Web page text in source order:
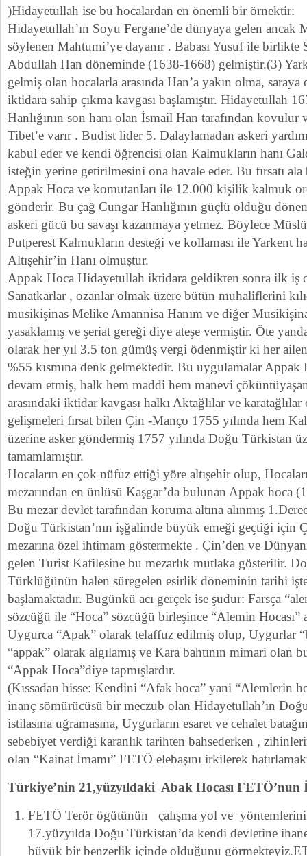
)Hidayetullah ise bu hocalardan en önemli bir örnektir:
Hidayetullah’ın Soyu Fergane’de dünyaya gelen ancak
söylenen Mahtumi’ye dayanır . Babası Yusuf ile birlikte
Abdullah Han döneminde (1638-1668) gelmiştir.(3)
gelmiş olan hocalarla arasında Han’a yakın olma,
iktidara sahip çıkma kavgası başlamıştır. Hidayetullah
Hanlığının son hanı olan İsmail Han tarafından
Tibet’e varır . Budist lider 5. Dalaylamadan askeri
kabul eder ve kendi öğrencisi olan Kalmukların hanı
isteğin yerine getirilmesini ona havale eder. Bu fırsatı ala
Appak Hoca ve komutanları ile 12.000 kişilik kalmuk
gönderir. Bu çağ Cungar Hanlığının güçlü olduğu
askeri gücü bu savaşı kazanmaya yetmez. Böylece
Putperest Kalmukların desteği ve kollaması ile Yarkent
Altışehir’in Hanı olmuştur.
Appak Hoca Hidayetullah iktidara geldikten sonra ilk iş
Sanatkarlar , ozanlar olmak üzere bütün muhaliflerini
musikişinas Melike Amannisa Hanım ve diğer
yasaklamış ve şeriat gereği diye ateşe vermiştir. Öte
olarak her yıl 3.5 ton gümüş vergi ödenmiştir ki her
%55 kısmına denk gelmektedir. Bu uygulamalar Appak
devam etmiş, halk hem maddi hem manevi
arasındaki iktidar kavgası halkı Aktağlılar ve
gelişmeleri fırsat bilen Çin -Manço 1755 yılında hem
üzerine asker göndermiş 1757 yılında Doğu Türkistan
tamamlamıştır.
Hocaların en çok nüfuz ettiği yöre altışehir olup,
mezarından en ünlüsü Kaşgar’da bulunan Appak hoca
Bu mezar devlet tarafından koruma altına alınmış
Doğu Türkistan’nın işğalinde büyük emeği geçtiği için
mezarına özel ihtimam göstermekte . Çin’den ve
gelen Turist Kafilesine bu mezarlık mutlaka gösterilir.
Türklüğünün halen süregelen esirlik döneminin tarihi
başlamaktadır. Bugünkü acı gerçek ise şudur: Farsça
sözcüğü ile “Hoca” sözcüğü birleşince “Alemin Hocası”
Uygurca “Apak” olarak telaffuz edilmiş olup, Uygurlar
“appak” olarak algılamış ve Kara bahtının mimari olan
“Appak Hoca”diye tapmışlardır.
(Kıssadan hisse: Kendini “Afak hoca” yani “Alemlerin
inanç sömürücüsü bir meczub olan Hidayetullah’ın
istilasına uğramasına, Uygurların esaret ve cehalet
sebebiyet verdiği karanlık tarihten bahsederken ,
olan “Kainat İmamı” FETÖ elebaşını irkilerek
Türkiye’nin 21,yüzyıldaki Abak Hocası FETÖ’nun
FETÖ Terör ögütünün çalışma yol ve
17.yüzyılda Doğu Türkistan’da kendi devletine
büyük bir benzerlik içinde olduğunu